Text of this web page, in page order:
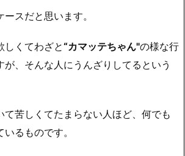
スだと思います。
しくてわざと“カマッテちゃん"の様な行
が、そんな人にうんざりしてるという
て苦しくてたまらない人ほど、何でも
るものです。